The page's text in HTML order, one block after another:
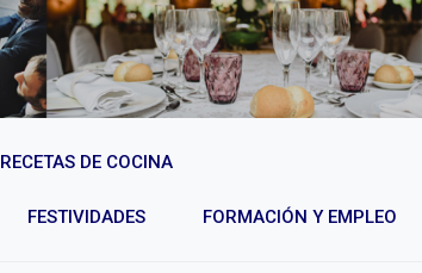
RECETAS DE COCINA
FESTIVIDADES FORMACIÓN Y EMPLEO